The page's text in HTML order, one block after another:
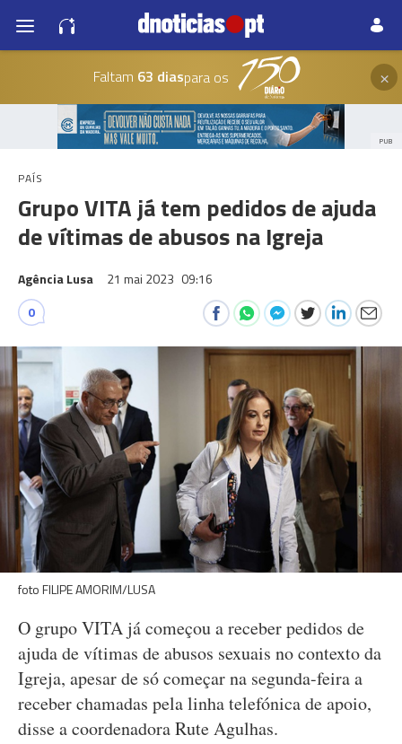
Faltam 63 diaspara os ×
PUB
PAÍS
Grupo VITA já tem pedidos de ajuda
de vítimas de abusos na Igreja
Agência Lusa 21 mai 2023 09:16
0
foto FILIPE AMORIM/LUSA
O grupo VITA já começou a receber pedidos de
ajuda de vítimas de abusos sexuais no contexto da
Igreja, apesar de só começar na segunda-feira a
receber chamadas pela linha telefónica de apoio,
disse a coordenadora Rute Agulhas.